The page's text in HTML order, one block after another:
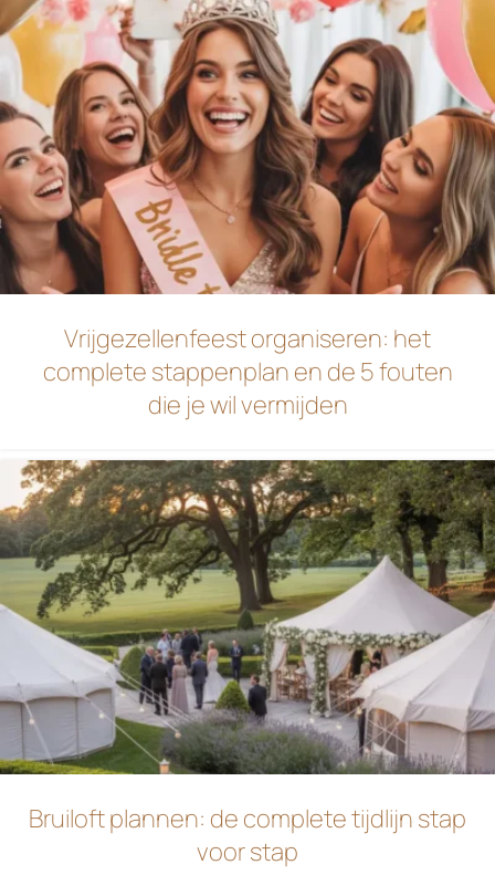
Vrijgezellenfeest organiseren: het
complete stappenplan en de 5 fouten
die je wil vermijden
Bruiloft plannen: de complete tijdlijn stap
voor stap